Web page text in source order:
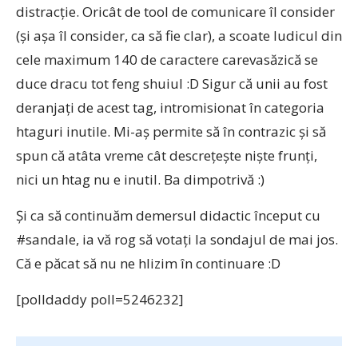
distracție. Oricât de tool de comunicare îl consider
(și așa îl consider, ca să fie clar), a scoate ludicul din
cele maximum 140 de caractere carevasăzică se
duce dracu tot feng shuiul :D Sigur că unii au fost
deranjați de acest tag, intromisionat în categoria
htaguri inutile. Mi-aș permite să în contrazic și să
spun că atâta vreme cât descrețește niște frunți,
nici un htag nu e inutil. Ba dimpotrivă :)
Și ca să continuăm demersul didactic început cu
#sandale, ia vă rog să votați la sondajul de mai jos.
Că e păcat să nu ne hlizim în continuare :D
[polldaddy poll=5246232]